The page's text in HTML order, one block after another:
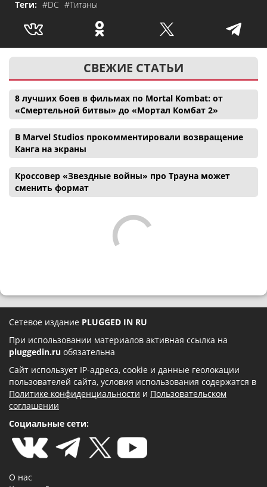
Теги: #DC #Титаны
СВЕЖИЕ СТАТЬИ
8 лучших боев в фильмах по Mortal Kombat: от
«Смертельной битвы» до «Мортал Комбат 2»
В Marvel Studios прокомментировали возвращение
Канга на экраны
Кроссовер «Звездные войны» про Трауна может
сменить формат
Сетевое издание PLUGGED IN RU
При использовании материалов активная ссылка на
pluggedin.ru обязательна
Сайт использует IP-адреса, cookie и данные геолокации
пользователей сайта, условия использования содержатся в
Политике конфиденциальности и Пользовательском
соглашении
Социальные сети:
О нас